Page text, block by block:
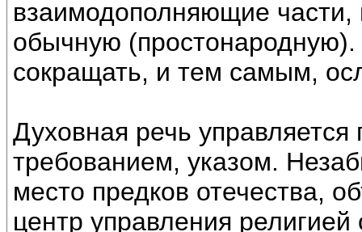
взаимодополняющие
обычную
сокращать, и тем самым,
Духовная речь
требованием, указом.
место предков отечества,
центр управления